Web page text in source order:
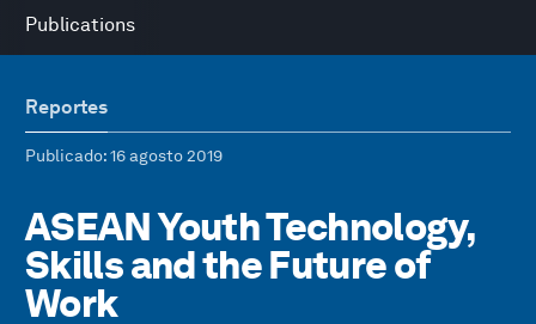
Publications
Reportes
Publicado: 16 agosto 2019
ASEAN Youth Technology,
Skills and the Future of
Work